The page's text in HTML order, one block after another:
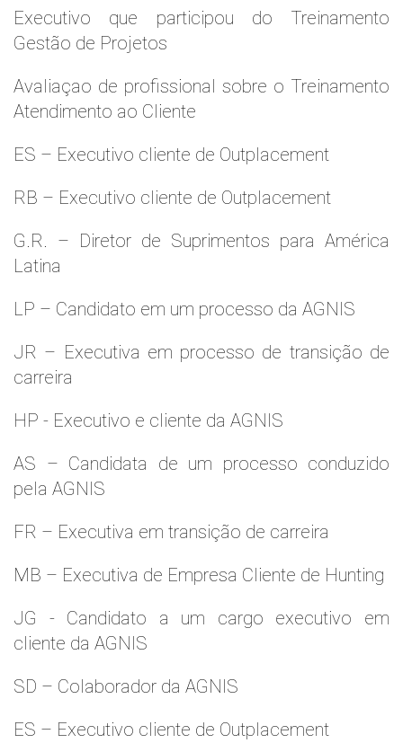
Executivo que participou do Treinamento
Gestão de Projetos
Avaliaçao de profissional sobre o Treinamento
Atendimento ao Cliente
ES – Executivo cliente de Outplacement
RB – Executivo cliente de Outplacement
G.R. – Diretor de Suprimentos para América
Latina
LP – Candidato em um processo da AGNIS
JR – Executiva em processo de transição de
carreira
HP - Executivo e cliente da AGNIS
AS – Candidata de um processo conduzido
pela AGNIS
FR – Executiva em transição de carreira
MB – Executiva de Empresa Cliente de Hunting
JG - Candidato a um cargo executivo em
cliente da AGNIS
SD – Colaborador da AGNIS
ES – Executivo cliente de Outplacement